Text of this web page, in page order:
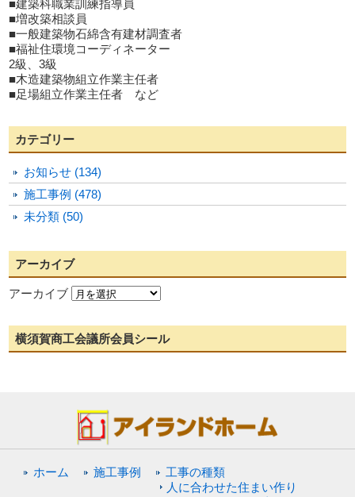
■建築科職業訓練指導員
■増改築相談員
■一般建築物石綿含有建材調査者
■福祉住環境コーディネーター
2級、3級
■木造建築物組立作業主任者
■足場組立作業主任者 など
カテゴリー
お知らせ (134)
施工事例 (478)
未分類 (50)
アーカイブ
アーカイブ
横須賀商工会議所会員シール
ホーム 施工事例
工事の種類
人に合わせた住まい作り